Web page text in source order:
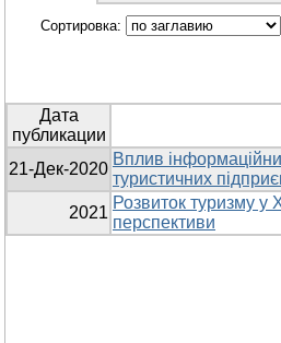
Сортировка:
Дата
публикации
21-Дек-2020
Вплив
туристичних
2021
Розвиток туризму у
перспективи